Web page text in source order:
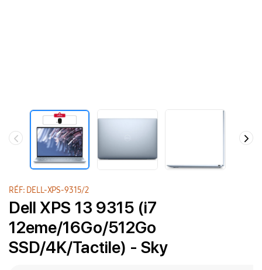
RÉF: DELL-XPS-9315/2
Dell XPS 13 9315 (i7
12eme/16Go/512Go
SSD/4K/Tactile) - Sky